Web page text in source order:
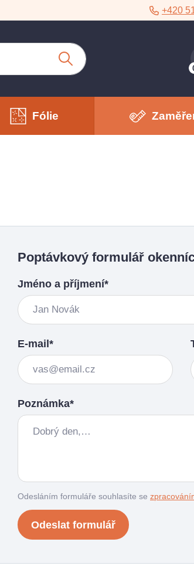
+420
Fólie
Poptávkový formulář
Jméno a příjmení*
E-mail*
Poznámka*
Odesláním formuláře souhlasíte se
Odeslat formulář